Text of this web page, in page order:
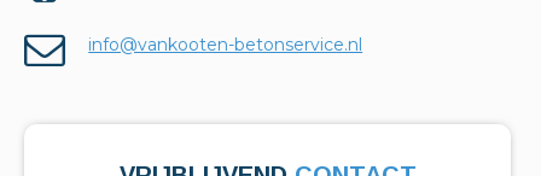
info@vankooten-betonservice.nl